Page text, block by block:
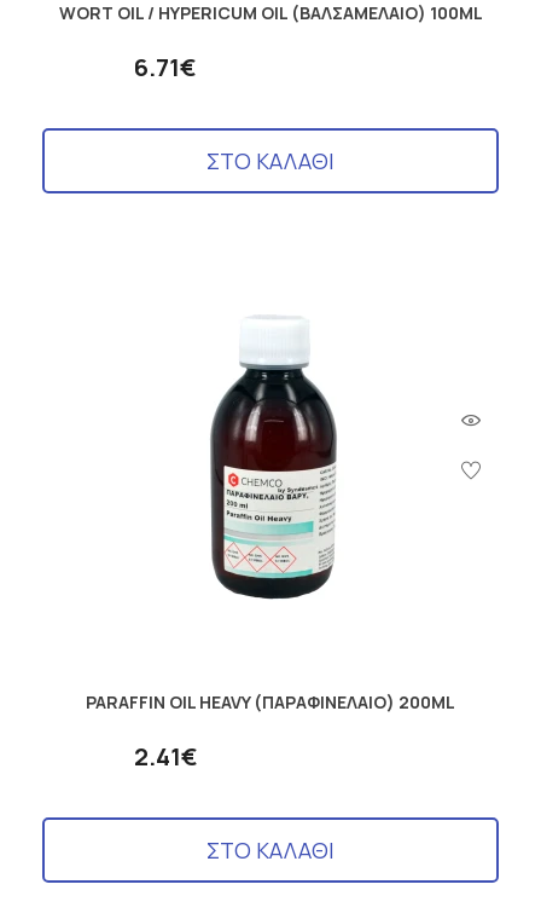
WORT OIL / HYPERICUM OIL (ΒΑΛΣΑΜΕΛΑΙΟ) 100ML
6.71€
ΣΤΟ ΚΑΛΑΘΙ
PARAFFIN OIL HEAVY (ΠΑΡΑΦΙΝΕΛΑΙΟ) 200ML
2.41€
ΣΤΟ ΚΑΛΑΘΙ